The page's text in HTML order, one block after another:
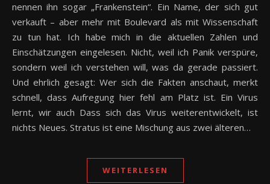
nennen ihn sogar „Frankenstein“. Ein Name, der sich gut
verkauft – aber mehr mit Boulevard als mit Wissenschaft
zu tun hat. Ich habe mich in die aktuellen Zahlen und
Einschätzungen eingelesen. Nicht, weil ich Panik verspüre,
sondern weil ich verstehen will, was da gerade passiert.
Und ehrlich gesagt: Wer sich die Fakten anschaut, merkt
schnell, dass Aufregung hier fehl am Platz ist. Ein Virus
lernt, wir auch Dass sich das Virus weiterentwickelt, ist
nichts Neues. Stratus ist eine Mischung aus zwei älteren…
WEITERLESEN